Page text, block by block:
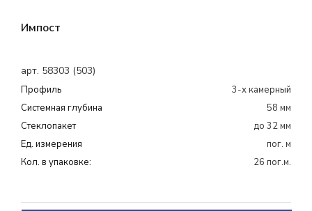
Импост
арт. 58303 (503)
Профиль
3-х камерный
Системная глубина
58 мм
Cтеклопакет
до 32 мм
Ед. измерения
пог. м
Кол. в упаковке:
26 пог.м.